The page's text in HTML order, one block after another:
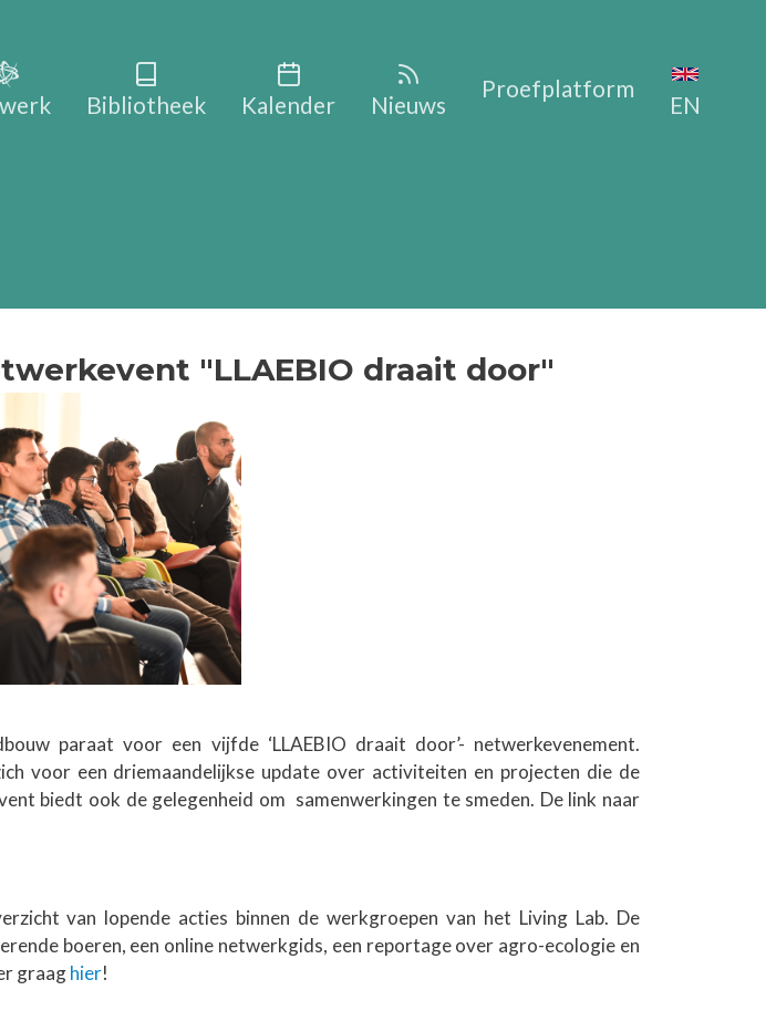
Main navigation
Bibliotheek Kalender Nieuws
Proefplatform
EN
"LLAEBIO draait door"
paraat voor een vijfde ‘LLAEBIO draait door’- netwerkevenement.
voor een driemaandelijkse update over activiteiten en projecten die de
biedt ook de gelegenheid om samenwerkingen te smeden. De link naar
van lopende acties binnen de werkgroepen van het Living Lab. De
boeren, een online netwerkgids, een reportage over agro-ecologie en
graaghier!